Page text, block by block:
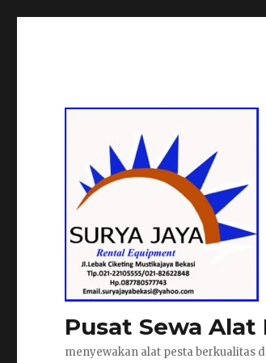
Pusat Sewa Alat
menyewakan alat pesta berkualitas